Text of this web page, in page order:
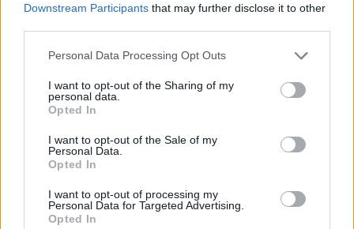
Downstream Participants that may further disclose it to other
Please note that this website/app uses one or more Google
not limited to your visit or usage behaviour. You may click to
grant or deny consent to Google and its third-party tags to
use your data for below specified purposes in below Google
consent section.
Personal Data Processing Opt Outs
I want to opt-out of the Sharing of my
personal data.
Opted In
I want to opt-out of the Sale of my
Personal Data.
Opted In
I want to opt-out of processing my
Personal Data for Targeted Advertising.
Opted In
της μνήμης, για τον Πόντο και την Κύπρο
23/12/2024 - 9:00μμ